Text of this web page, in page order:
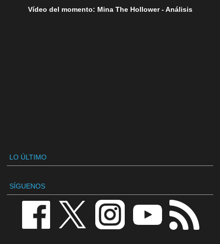
Vídeo del momento: Mina The Hollower - Análisis
LO ÚLTIMO
SÍGUENOS